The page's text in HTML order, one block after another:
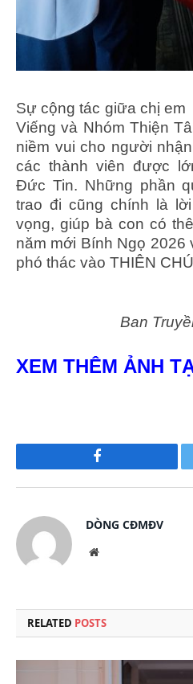
Sự cộng tác giữa chị
Viếng và Nhóm Thiện
niềm vui cho người
các thành viên được
Đức Tin. Những phần
trao đi cũng chính là
vọng, giúp bà con có
năm mới Bính Ngọ 2026
phó thác vào THIÊN
Ban
XEM THÊM ẢNH
Facebook
DÒNG CĐMĐV
Website
RELATED POSTS